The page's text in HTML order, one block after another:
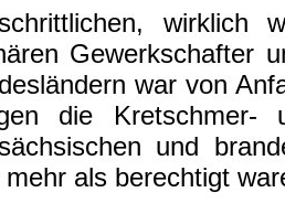
wirklich
Gewerkschafter
war von
die Kretschmer-
und
als berechtigt